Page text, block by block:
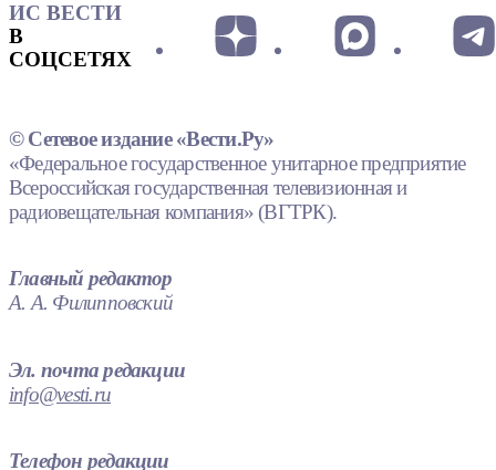
ИС ВЕСТИ
В
СОЦСЕТЯХ
© Сетевое издание «Вести.Ру»
«Федеральное государственное унитарное предприятие
Всероссийская государственная телевизионная и
радиовещательная компания» (ВГТРК).
Главный редактор
А. А. Филипповский
Эл. почта редакции
info@vesti.ru
Телефон редакции